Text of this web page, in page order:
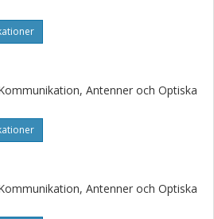
Antenner och Optiska
Antenner och Optiska